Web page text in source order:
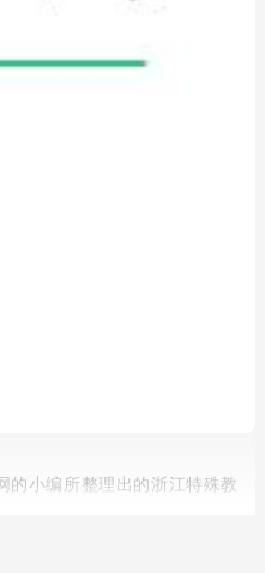
小编所整理出的浙江特殊教